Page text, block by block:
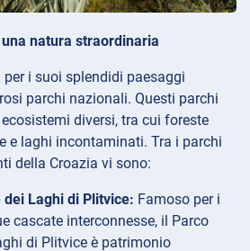
natura straordinaria
i suoi splendidi paesaggi
parchi nazionali. Questi parchi
diversi, tra cui foreste
e laghi incontaminati. Tra i parchi
della Croazia vi sono:
dei Laghi di Plitvice: Famoso per i
cascate interconnesse, il Parco
di Plitvice è patrimonio